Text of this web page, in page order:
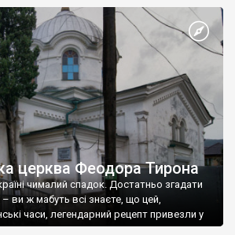
церква Феодора Тирона
чималий спадок. Достатньо згадати
– ви ж мабуть всі знаєте, що цей,
часи, легендарний рецепт привезли у